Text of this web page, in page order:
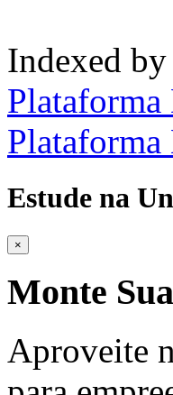
Indexed
Estude na
×
Monte
Aproveite